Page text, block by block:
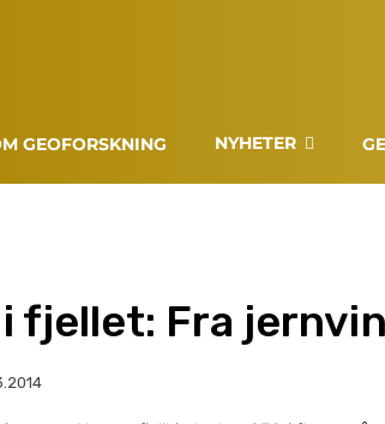
GEOFORSKNING NYHETER
fjellet: Fra